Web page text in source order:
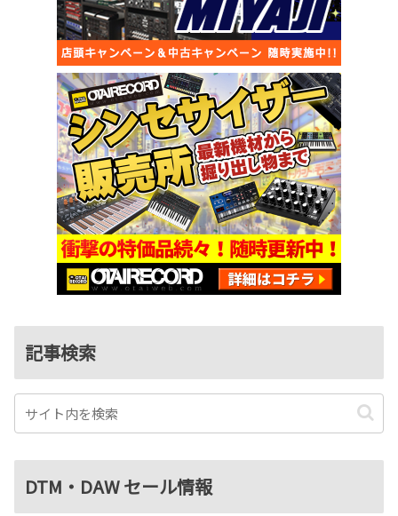
記事検索
DTM・DAW セール情報